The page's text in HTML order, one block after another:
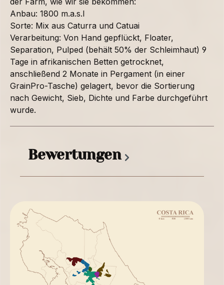
Anbau: 1800 m.a.s.l
Sorte: Mix aus Caturra und Catuai
Verarbeitung: Von Hand gepflückt, Floater,
Separation, Pulped (behält 50% der Schleimhaut) 9
Tage in afrikanischen Betten getrocknet,
anschließend 2 Monate in Pergament (in einer
GrainPro-Tasche) gelagert, bevor die Sortierung
nach Gewicht, Sieb, Dichte und Farbe durchgeführt
wurde.
Bewertungen